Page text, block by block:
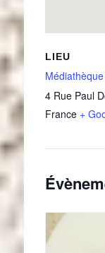
LIEU
4 Rue Paul
France +